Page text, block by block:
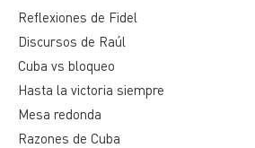
Reflexiones de Fidel
Discursos de Raúl
Cuba vs bloqueo
Hasta la victoria siempre
Mesa redonda
Razones de Cuba